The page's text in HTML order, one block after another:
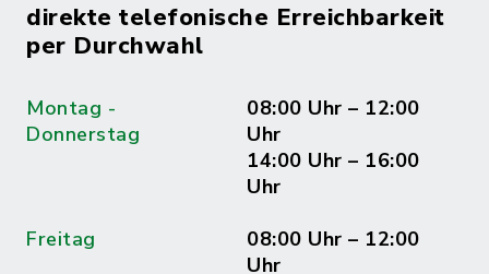
direkte telefonische Erreichbarkeit
per Durchwahl
Montag -
Donnerstag
08:00 Uhr – 12:00
Uhr
14:00 Uhr – 16:00
Uhr
Freitag
08:00 Uhr – 12:00
Uhr